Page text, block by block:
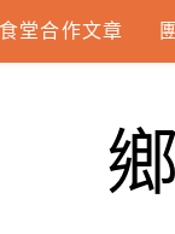
堂合作文章